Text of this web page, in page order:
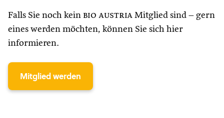
Falls Sie noch kein bio austria Mitglied sind – gern
eines werden möchten, können Sie sich hier
informieren.
Mitglied werden